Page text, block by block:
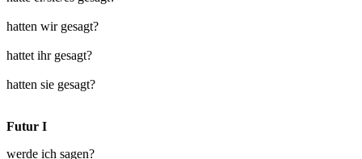
hatten wir gesagt?
hattet ihr gesagt?
hatten sie gesagt?
Futur I
werde ich sagen?